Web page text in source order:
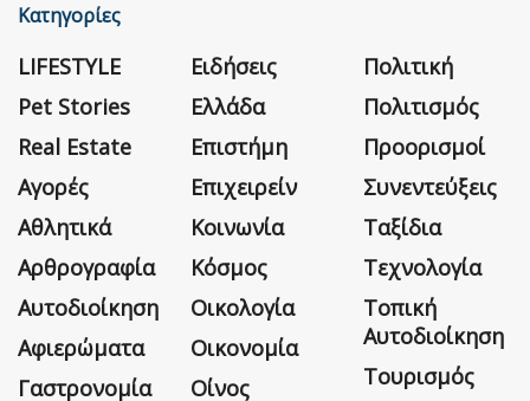
Κατηγορίες
LIFESTYLE
Pet Stories
Real Estate
Αγορές
Αθλητικά
Αρθρογραφία
Αυτοδιοίκηση
Αφιερώματα
Γαστρονομία
Ειδήσεις
Ελλάδα
Επιστήμη
Επιχειρείν
Κοινωνία
Κόσμος
Οικολογία
Οικονομία
Οίνος
Πολιτική
Πολιτισμός
Προορισμοί
Συνεντεύξεις
Ταξίδια
Τεχνολογία
Τοπική
Αυτοδιοίκηση
Τουρισμός